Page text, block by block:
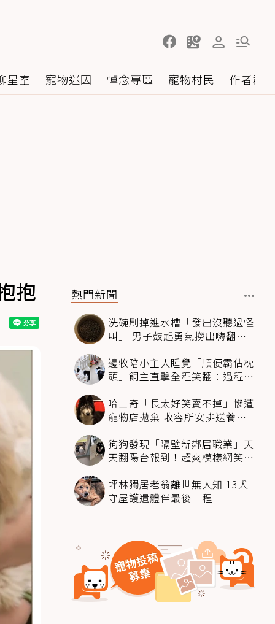
星室 寵物迷因 悼念專區 寵物村民 作者群
抱 熱門新聞
洗碗刷掉進水槽「發出沒聽過怪
叫」 男子鼓起勇氣撈出嗨翻：
邊牧陪小主人睡覺「順便霸佔枕
頭」飼主直擊全程笑翻：過程絲
哈士奇「長太好笑賣不掉」慘遭
寵物店拋棄 收容所安排送養活
狗狗發現「隔壁新鄰居職業」天
天翻陽台報到！超爽模樣網笑
坪林獨居老翁離世無人知 13犬
守屋護遺體伴最後一程